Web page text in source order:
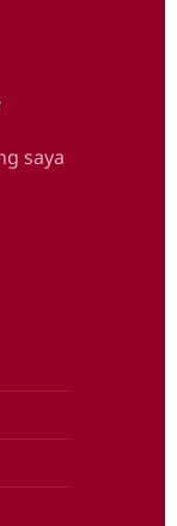
saya